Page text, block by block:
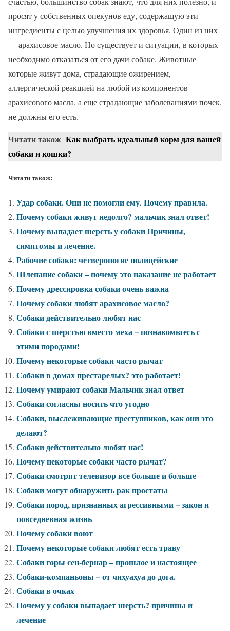
просят у собственных опекунов еду, содержащую эти
ингредиенты с целью улучшения их здоровья. Один из них
— арахисовое масло. Но существует и ситуации, в которых
необходимо отказаться от его дачи собаке. Животные
которые живут дома, страдающие ожирением,
аллергической реакцией на любой из компонентов
арахисового масла, а еще страдающие заболеваниями почек,
не должны его есть.
Читати також Как выбрать идеальный корм для вашей
собаки и кошки?
Читати також:
Удар собаки. Они не помогли ему. Почему правила.
Почему собаки живут недолго? мальчик знал ответ!
Почему выпадает шерсть у собаки Причины,
симптомы и лечение.
Рабочие собаки: четвероногие полицейские
Шлепание собаки – почему это наказание не работает
Почему дрессировка собаки очень важна
Почему собаки любят арахисовое масло?
Собаки действительно любят нас
Собаки с шерстью вместо меха – познакомьтесь с
этими породами!
Почему некоторые собаки часто рычат
Собаки в домах престарелых? это работает!
Почему умирают собаки Мальчик знал ответ
Собаки согласны носить что угодно
Собаки, выслеживающие преступников, как они это
делают?
Собаки действительно любят нас!
Почему некоторые собаки часто рычат?
Собаки смотрят телевизор все больше и больше
Собаки могут обнаружить рак простаты
Собаки пород, признанных агрессивными – закон и
повседневная жизнь
Почему собаки воют
Почему некоторые собаки любят есть траву
Собаки горы сен-бернар – прошлое и настоящее
Собаки-компаньоны – от чихуахуа до дога.
Собаки в очках
Почему у собаки выпадает шерсть? причины и
лечение